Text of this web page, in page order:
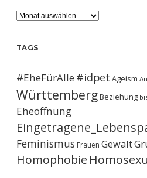
Archiv
TAGS
#EheFürAlle#idpet Ageism
WürttembergBeziehung
Eheöffnung
Feminismus Frauen Gewalt
Homophobie